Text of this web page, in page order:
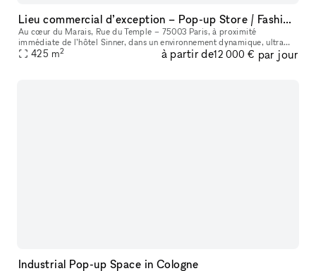
Lieu commercial d’exception – Pop-up Store / Fashion Week – Paris 3ᵉ
Au cœur du Marais, Rue du Temple – 75003 Paris, à proximité
immédiate de l’hôtel Sinner, dans un environnement dynamique, ultra
commerçant et créatif, entouré de marques de mode reconnues,
425 m2 à partir de12 000 € par jour
Industrial Pop-up Space in Cologne